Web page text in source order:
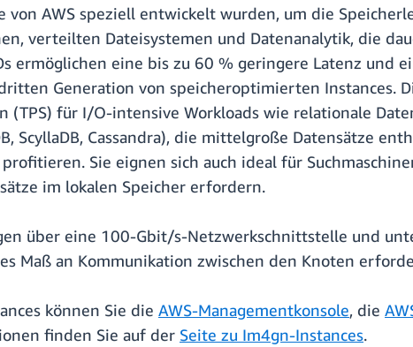
von AWS speziell entwickelt wurden, um die
verteilten Dateisystemen und Datenanalytik, die
ermöglichen eine bis zu 60 % geringere Latenz
Generation von speicheroptimierten Instances.
für I/O-intensive Workloads wie relationale
ScyllaDB, Cassandra), die mittelgroße Datensätze
Sie eignen sich auch ideal für
im lokalen Speicher erfordern.
über eine 100-Gbit/s-Netzwerkschnittstelle und
Maß an Kommunikation zwischen den Knoten
können Sie die AWS-Managementkonsole, die
finden Sie auf der Seite zu Im4gn-Instances.